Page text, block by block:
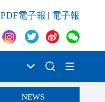
PDF電子報 電子報
NEWS